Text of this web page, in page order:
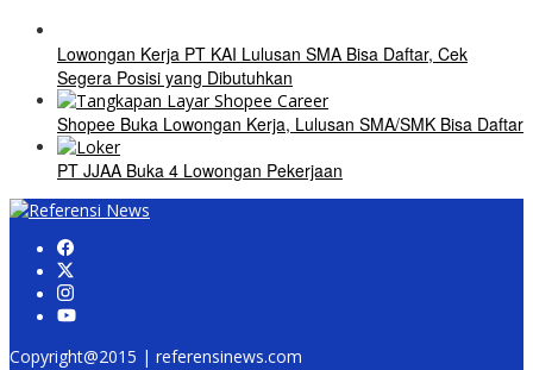
Lowongan Kerja PT KAI Lulusan SMA Bisa Daftar, Cek
Segera Posisi yang Dibutuhkan
Shopee Buka Lowongan Kerja, Lulusan SMA/SMK Bisa Daftar
PT JJAA Buka 4 Lowongan Pekerjaan
Copyright@2015 | referensinews.com